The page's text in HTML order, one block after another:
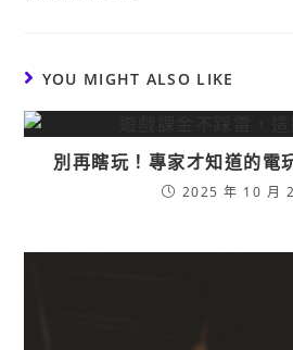
YOU MIGHT ALSO LIKE
別再瞎玩！專家才知道的電
2025 年 10 月